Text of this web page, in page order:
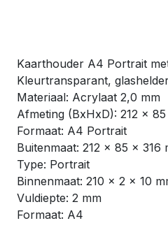
Kaarthouder A4 Portrait
Kleurtransparant,
Materiaal: Acrylaat 2,0 mm
Afmeting (BxHxD): 212 x
Formaat: A4 Portrait
Buitenmaat: 212 x 85 x 316
Type: Portrait
Binnenmaat: 210 x 2 x 10
Vuldiepte: 2 mm
Formaat: A4